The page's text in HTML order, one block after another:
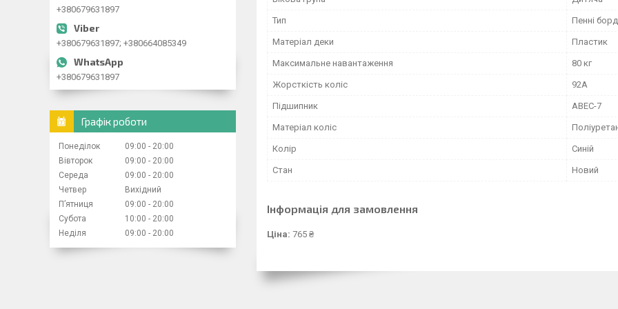
Тип Пенні борд
Матеріал деки Пластик
Максимальне навантаження 80 кг
Жорсткість коліс 92А
Підшипник ABEC-7
Матеріал коліс
Колір Синій
Стан Новий
Інформація для замовлення
Ціна: 765 ₴
+380679631897
+380679631897; +380664085349
+380679631897
Графік роботи
Понеділок 09:00
20:00
Вівторок
09:00
20:00
Середа
09:00
20:00
Четвер
Вихідний
Пʼятниця
09:00
20:00
Субота
10:00
20:00
Неділя
09:00 20:00